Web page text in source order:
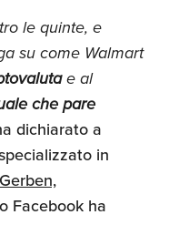
le quinte, e
su come Walmart
e al
che pare
dichiarato a
in
Facebook ha